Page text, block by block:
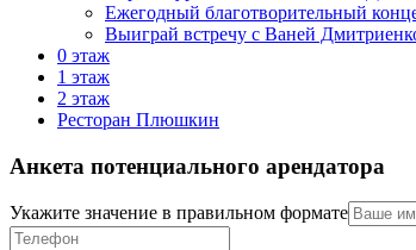
Ежегодный благотворительный
Выиграй встречу с Ваней
0 этаж
1 этаж
2 этаж
Ресторан Плюшкин
Анкета потенциального арендатора
Укажите значение в правильном формате